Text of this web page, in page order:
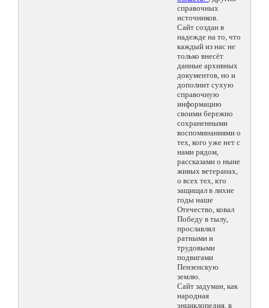
справочных
источников.
Сайт создан в
надежде на то, что
каждый из нас не
только внесёт
данные архивных
документов, но и
дополнит сухую
справочную
информацию
своими бережно
сохраненными
воспоминаниями о
тех, кого уже нет с
нами рядом,
рассказами о ныне
живых ветеранах,
о всех тех, кто
защищал в лихие
годы наше
Отечество, ковал
Победу в тылу,
прославлял
ратными и
трудовыми
подвигами
Пензенскую
землю.
Сайт задуман, как
народная
энциклопедия, в